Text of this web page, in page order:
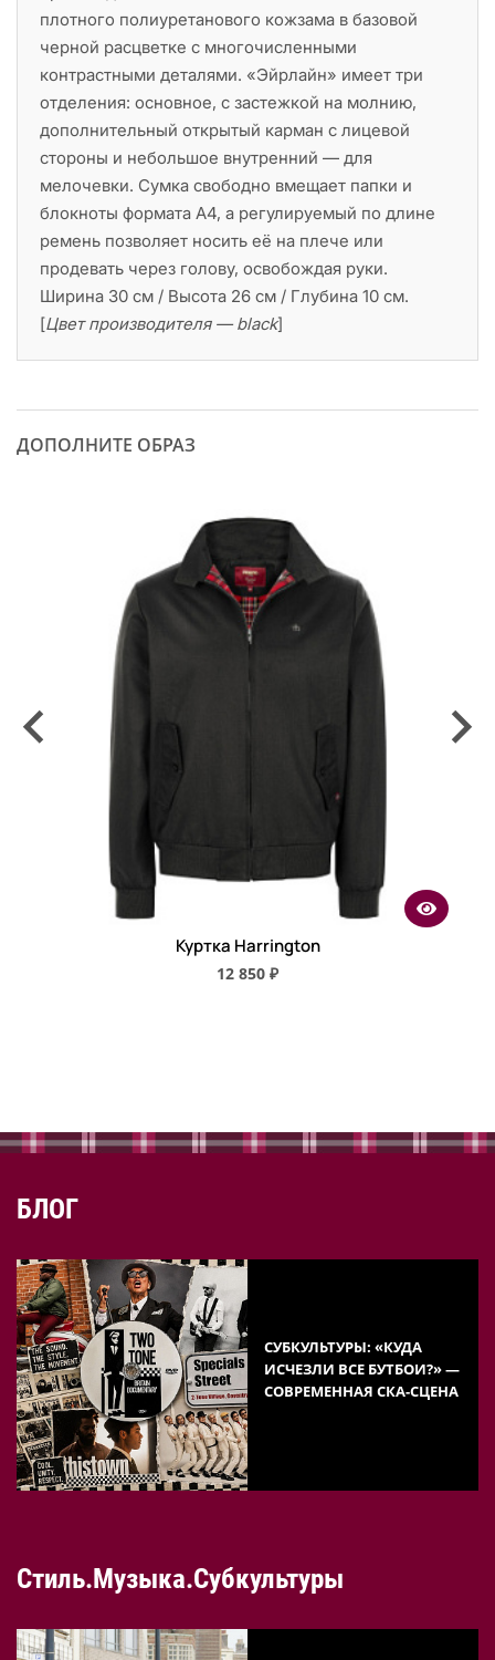
плотного полиуретанового кожзама в базовой
черной расцветке с многочисленными
контрастными деталями. «Эйрлайн» имеет три
отделения: основное, с застежкой на молнию,
дополнительный открытый карман с лицевой
стороны и небольшое внутренний — для
мелочевки. Сумка свободно вмещает папки и
блокноты формата А4, а регулируемый по длине
ремень позволяет носить её на плече или
продевать через голову, освобождая руки.
Ширина 30 см / Высота 26 см / Глубина 10 см.
[Цвет производителя — black]
ДОПОЛНИТЕ ОБРАЗ
Куртка Harrington
12 850 ₽
БЛОГ
СУБКУЛЬТУРЫ: «КУДА
ИСЧЕЗЛИ ВСЕ БУТБОИ?» —
СОВРЕМЕННАЯ СКА-СЦЕНА
Стиль.Музыка.Субкультуры